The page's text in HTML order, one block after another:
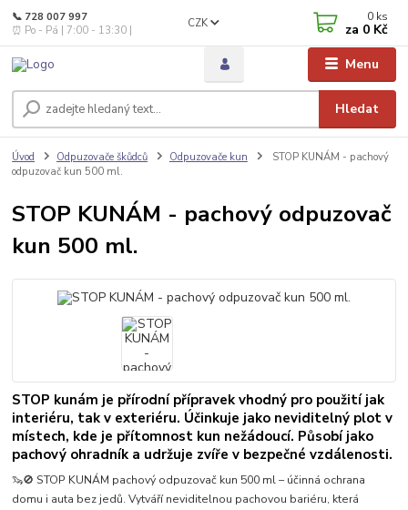
Menu
CZK
Hledat
📞 728 007 997
⏰ Po - Pá | 7:00 - 13:30 |
0 ks
za 0 Kč
Úvod Odpuzovače škůdců Odpuzovače kun
STOP KUNÁM - pachový
odpuzovač kun 500 ml.
STOP KUNÁM - pachový odpuzovač
kun 500 ml.
STOP kunám je přírodní přípravek vhodný pro použití jak
interiéru, tak v exteriéru. Účinkuje jako neviditelný plot v
místech, kde je přítomnost kun nežádoucí. Působí jako
pachový ohradník a udržuje zvíře v bezpečné vzdálenosti.
🦦🚫 STOP KUNÁM pachový odpuzovač kun 500 ml – účinná ochrana
domu i auta bez jedů. Vytváří neviditelnou pachovou bariéru, která